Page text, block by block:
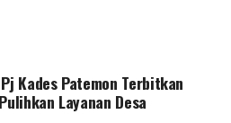
Kades Patemon Terbitkan
Layanan Desa